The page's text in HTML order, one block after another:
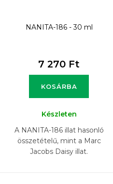
NANITA-186 - 30 ml
7 270 Ft
KOSÁRBA
Készleten
A NANITA-186 illat hasonló
összetételű, mint a Marc
Jacobs Daisy illat.